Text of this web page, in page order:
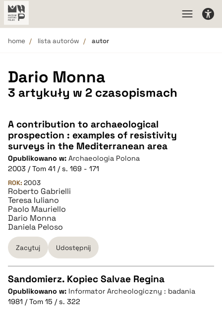
home lista autorów autor
Dario Monna
3 artykuły w 2 czasopismach
A contribution to archaeological
prospection : examples of resistivity
surveys in the Mediterranean area
Opublikowano w: Archaeologia Polona
2003 / Tom 41 / s. 169 - 171
ROK: 2003
Roberto Gabrielli
Teresa Iuliano
Paolo Mauriello
Dario Monna
Daniela Peloso
Zacytuj Udostępnij
CZYSTY TEKST
Sandomierz. Kopiec Salvae Regina
Opublikowano w: Informator Archeologiczny : badania
1981 / Tom 15 / s. 322